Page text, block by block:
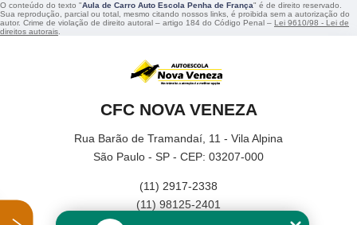
O conteúdo do texto "Aula de Carro Auto Escola Penha de França" é de direito reservado.
Sua reprodução, parcial ou total, mesmo citando nossos links, é proibida sem a autorização do
autor. Crime de violação de direito autoral – artigo 184 do Código Penal – Lei 9610/98 - Lei de
direitos autorais
CFC NOVA VENEZA
Rua Barão de Tramandaí, 11 - Vila Alpina
São Paulo - SP - CEP: 03207-000
(11) 2917-2338
(11) 98125-2401